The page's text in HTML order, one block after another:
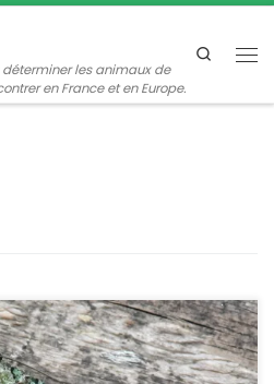
les animaux de
en France et en Europe.
Search